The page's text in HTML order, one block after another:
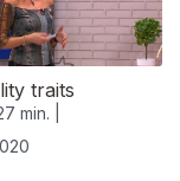
traits
min. |